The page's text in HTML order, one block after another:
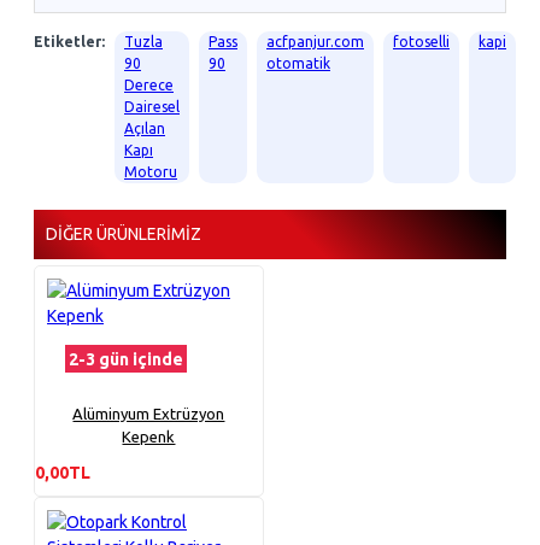
Etiketler:
Tuzla
90
Derece
Dairesel
Açılan
Kapı
Motoru
Pass
90
acfpanjur.com
otomatik
fotoselli kapi
DIĞER ÜRÜNLERIMIZ
2-3 gün içinde
Alüminyum Extrüzyon
Kepenk
0,00TL